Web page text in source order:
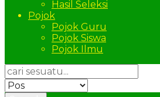
Hasil Seleksi
Pojok
Pojok Guru
Pojok Siswa
Pojok Ilmu